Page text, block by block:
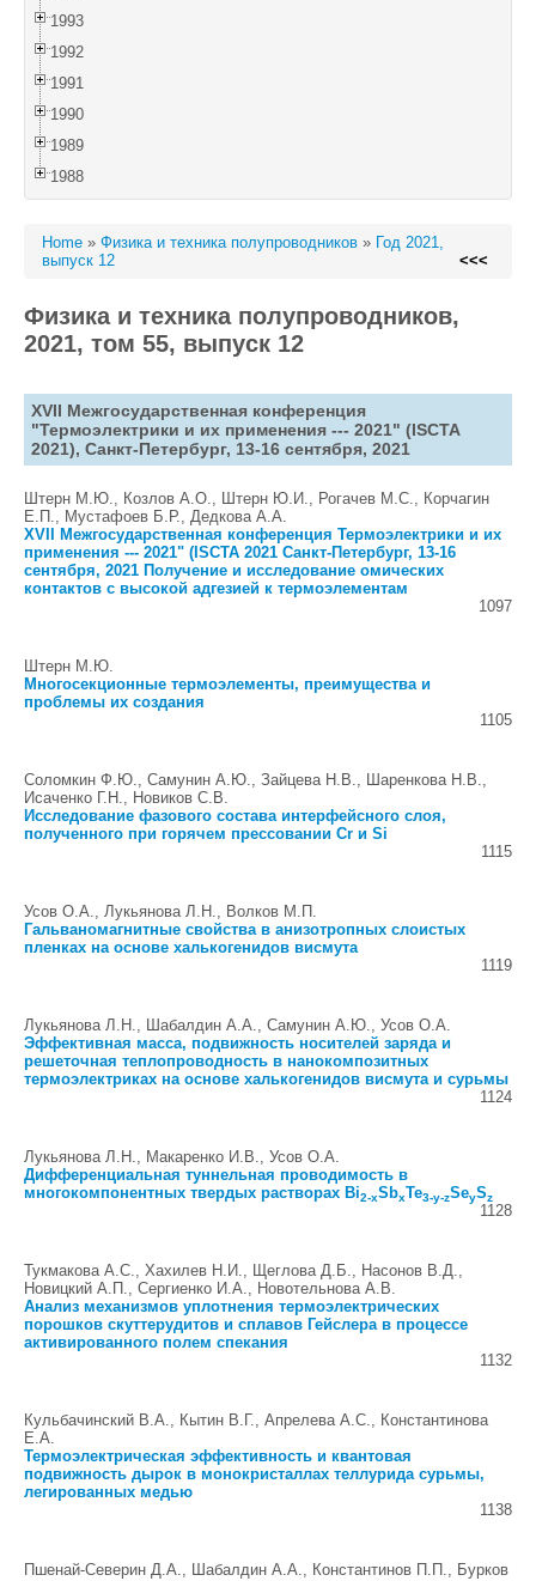
1993
1992
1991
1990
1989
1988
Home » Физика и техника полупроводников » Год 2021,
выпуск 12
<<<
Физика и техника полупроводников,
2021, том 55, выпуск 12
XVII Межгосударственная конференция
"Термоэлектрики и их применения --- 2021" (ISCTA
2021), Санкт-Петербург, 13-16 сентября, 2021
Штерн М.Ю., Козлов А.О., Штерн Ю.И., Рогачев М.С., Корчагин
Е.П., Мустафоев Б.Р., Дедкова А.А.
XVII Межгосударственная конференция Термоэлектрики и их
применения --- 2021" (ISCTA 2021 Санкт-Петербург, 13-16
сентября, 2021 Получение и исследование омических
контактов с высокой адгезией к термоэлементам
1097
Штерн М.Ю.
Многосекционные термоэлементы, преимущества и
проблемы их создания
1105
Соломкин Ф.Ю., Самунин А.Ю., Зайцева Н.В., Шаренкова Н.В.,
Исаченко Г.Н., Новиков С.В.
Исследование фазового состава интерфейсного слоя,
полученного при горячем прессовании Cr и Si
1115
Усов О.А., Лукьянова Л.Н., Волков М.П.
Гальваномагнитные свойства в анизотропных слоистых
пленках на основе халькогенидов висмута
1119
Лукьянова Л.Н., Шабалдин А.А., Самунин А.Ю., Усов О.А.
Эффективная масса, подвижность носителей заряда и
решеточная теплопроводность в нанокомпозитных
термоэлектриках на основе халькогенидов висмута и сурьмы
1124
Лукьянова Л.Н., Макаренко И.В., Усов О.А.
Дифференциальная туннельная проводимость в
многокомпонентных твердых растворах Bi2-xSbxTe3-y-zSeySz
1128
Тукмакова А.С., Хахилев Н.И., Щеглова Д.Б., Насонов В.Д.,
Новицкий А.П., Сергиенко И.А., Новотельнова А.В.
Анализ механизмов уплотнения термоэлектрических
порошков скуттерудитов и сплавов Гейслера в процессе
активированного полем спекания
1132
Кульбачинский В.А., Кытин В.Г., Апрелева А.С., Константинова
Е.А.
Термоэлектрическая эффективность и квантовая
подвижность дырок в монокристаллах теллурида сурьмы,
легированных медью
1138
Пшенай-Северин Д.А., Шабалдин А.А., Константинов П.П., Бурков